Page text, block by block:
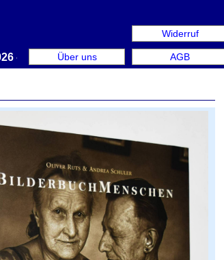
Widerruf
AGB
Über uns
Wir stellen aus: Rare Book Week